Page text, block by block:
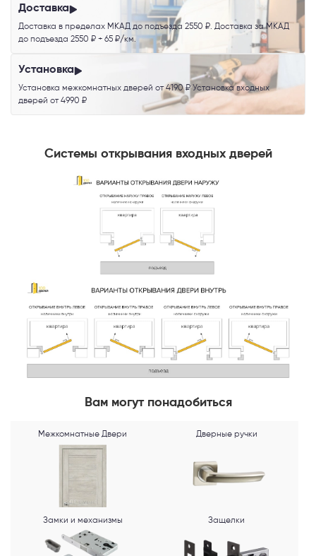
Доставка
Доставка в пределах МКАД до подъезда 2550 ₽. Доставка за МКАД
до подъезда 2550 ₽ + 65 ₽/км.
Установка
Установка межкомнатных дверей от 4190 ₽ Установка входных
дверей от 4990 ₽
Системы открывания входных дверей
Вам могут понадобиться
Межкомнатные Двери Дверные ручки
Замки и механизмы Защелки
Выберите способ связи
Перезвонить
Telegram
MAX
обработку персональных данных.